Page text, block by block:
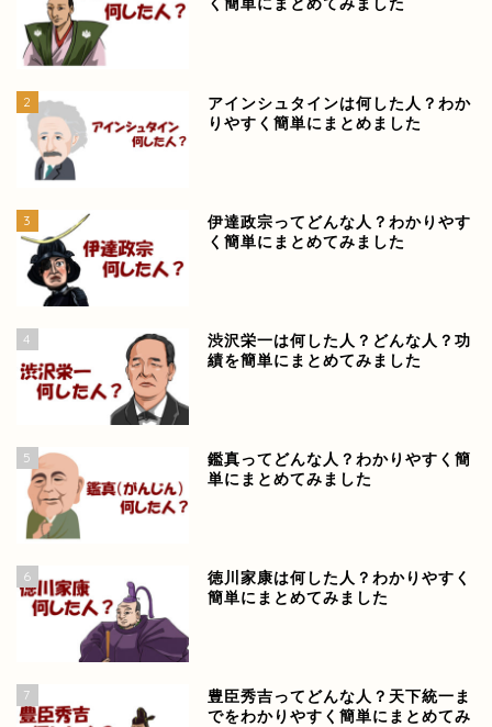
く簡単にまとめてみました
2
アインシュタインは何した人？わか
りやすく簡単にまとめました
3
伊達政宗ってどんな人？わかりやす
く簡単にまとめてみました
4
渋沢栄一は何した人？どんな人？功
績を簡単にまとめてみました
5
鑑真ってどんな人？わかりやすく簡
単にまとめてみました
6
徳川家康は何した人？わかりやすく
簡単にまとめてみました
7
豊臣秀吉ってどんな人？天下統一ま
でをわかりやすく簡単にまとめてみ